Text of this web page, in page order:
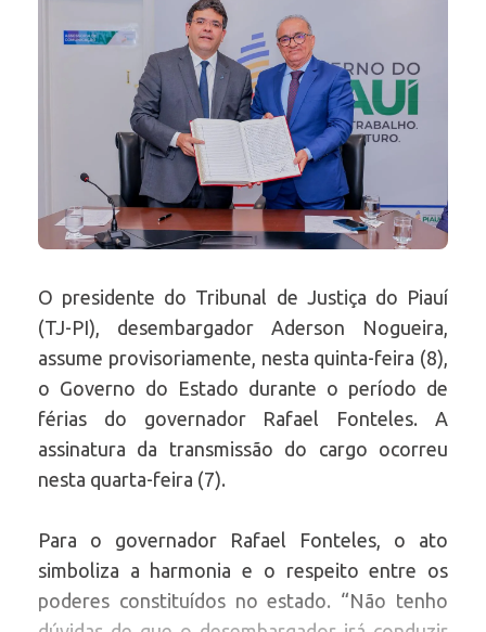
O presidente do Tribunal de Justiça do Piauí
(TJ-PI), desembargador Aderson Nogueira,
assume provisoriamente, nesta quinta-feira (8),
o Governo do Estado durante o período de
férias do governador Rafael Fonteles. A
assinatura da transmissão do cargo ocorreu
nesta quarta-feira (7).
Para o governador Rafael Fonteles, o ato
simboliza a harmonia e o respeito entre os
poderes constituídos no estado. “Não tenho